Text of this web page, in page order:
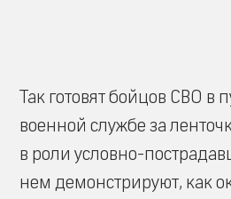
Так готовят бойцов СВО в
военной службе за
в роли условно-
нем демонстрируют, как